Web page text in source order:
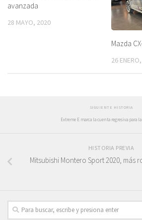
avanzada
28 MAYO, 2020
Mazda
26
SIGUIENTE HISTORIA
Extreme E marca la cuenta regresiva para la
HISTORIA PREVIA
Mitsubishi Montero Sport 2020, más